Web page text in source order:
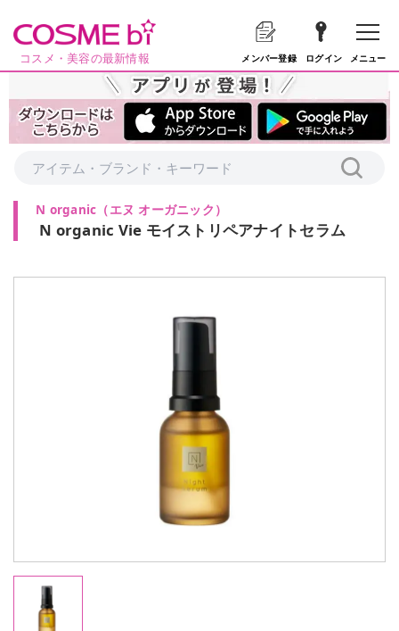
コスメ・美容の最新情報 メンバー登録 ログイン メニュー
N organic （エヌ オーガニック ）
N organic Vie モイストリペアナイトセラム